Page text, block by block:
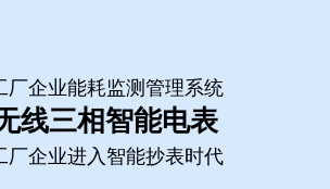
厂企业能耗监测管理系统
线三相智能电表
厂企业进入智能抄表时代